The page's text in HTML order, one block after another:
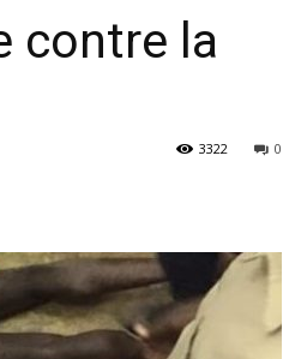
contre la
0
3322